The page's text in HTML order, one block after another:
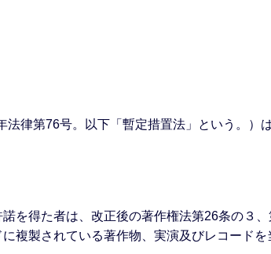
律第76号。以下「暫定措置法」という。）
を得た者は、改正後の著作権法第26条の３
複製されている著作物、実演及びレコードを